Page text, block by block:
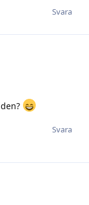
Svara
Svara